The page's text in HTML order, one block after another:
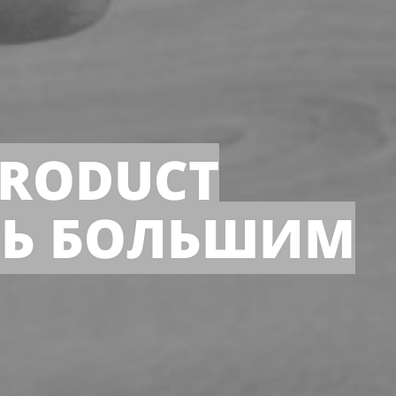
БОЛЬШИМ